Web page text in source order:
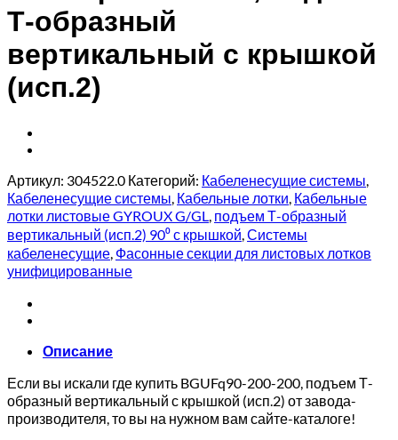
Т-образный
вертикальный с крышкой
(исп.2)
Артикул: 304522.0 Категорий: Кабеленесущие системы,
Кабеленесущие системы, Кабельные лотки, Кабельные
лотки листовые GYROUX G/GL, подъем Т-образный
вертикальный (исп.2) 90⁰ с крышкой,Системы
кабеленесущие, Фасонные секции для листовых лотков
унифицированные
Описание
Если вы искали где купить BGUFq90-200-200, подъем Т-
образный вертикальный с крышкой (исп.2) от завода-
производителя, то вы на нужном вам сайте-каталоге!